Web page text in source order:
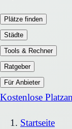
Plätze finden
Städte
Tools & Rechner
Ratgeber
Für Anbieter
Kostenlose
Startseite